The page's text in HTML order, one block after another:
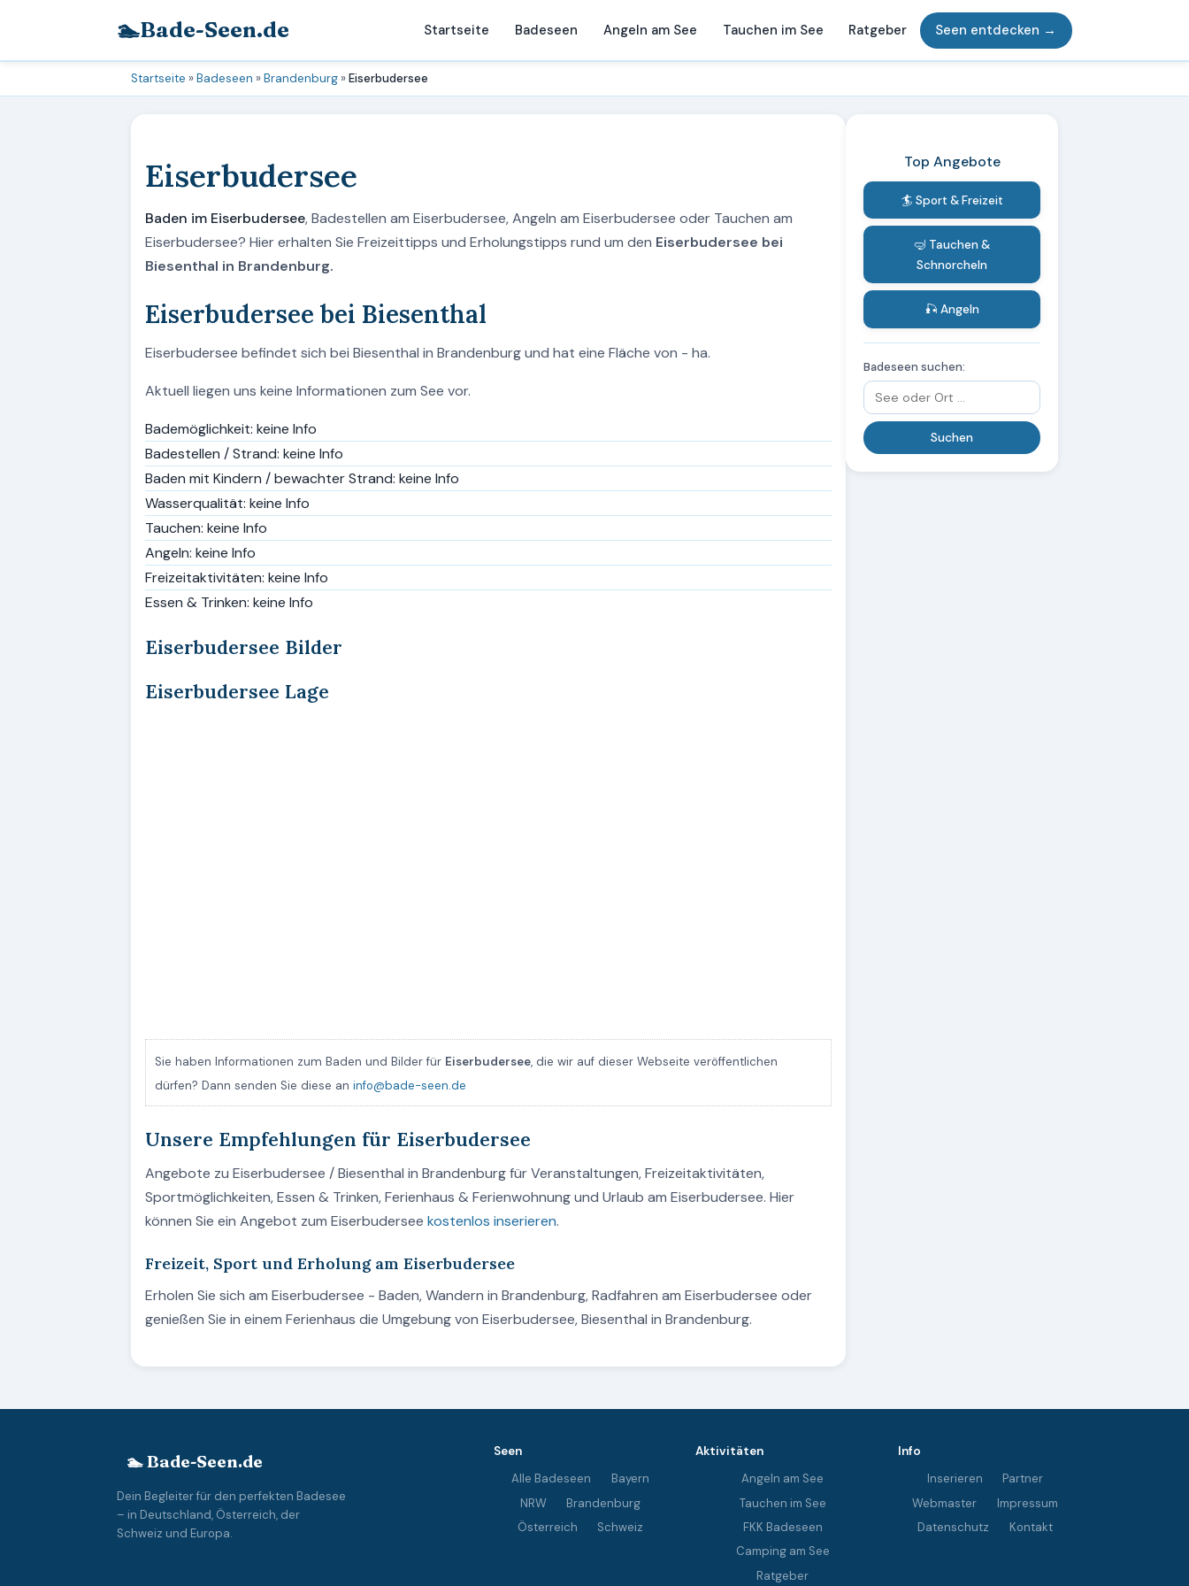
🏊Bade-Seen.de Startseite Badeseen Angeln am See Tauchen im See Ratgeber Seen entdecken →
Startseite »Badeseen »Brandenburg »Eiserbudersee
Eiserbudersee
Baden im Eiserbudersee, Badestellen am Eiserbudersee, Angeln am Eiserbudersee oder Tauchen am
Eiserbudersee? Hier erhalten Sie Freizeittipps und Erholungstipps rund um den Eiserbudersee bei
Biesenthal in Brandenburg.
Eiserbudersee bei Biesenthal
Eiserbudersee befindet sich bei Biesenthal in Brandenburg und hat eine Fläche von - ha.
Aktuell liegen uns keine Informationen zum See vor.
Bademöglichkeit: keine Info
Badestellen / Strand: keine Info
Baden mit Kindern / bewachter Strand: keine Info
Wasserqualität: keine Info
Tauchen: keine Info
Angeln: keine Info
Freizeitaktivitäten: keine Info
Essen & Trinken: keine Info
Eiserbudersee Bilder
Eiserbudersee Lage
Sie haben Informationen zum Baden und Bilder für Eiserbudersee, die wir auf dieser Webseite veröffentlichen
dürfen? Dann senden Sie diese an info@bade-seen.de
Unsere Empfehlungen für Eiserbudersee
Angebote zu Eiserbudersee / Biesenthal in Brandenburg für Veranstaltungen, Freizeitaktivitäten,
Sportmöglichkeiten, Essen & Trinken, Ferienhaus & Ferienwohnung und Urlaub am Eiserbudersee. Hier
können Sie ein Angebot zum Eiserbudersee kostenlos inserieren.
Freizeit, Sport und Erholung am Eiserbudersee
Erholen Sie sich am Eiserbudersee - Baden, Wandern in Brandenburg, Radfahren am Eiserbudersee oder
genießen Sie in einem Ferienhaus die Umgebung von Eiserbudersee, Biesenthal in Brandenburg.
Top Angebote
🏄 Sport & Freizeit
🤿 Tauchen &
Schnorcheln
🎣 Angeln
Badeseen suchen:
🏊 Bade-Seen.de
Dein Begleiter für den perfekten Badesee
– in Deutschland, Österreich, der
Schweiz und Europa.
Seen
Alle Badeseen
Bayern
NRW
Brandenburg
Österreich
Schweiz
Aktivitäten
Angeln am See
Tauchen im See
FKK Badeseen
Camping am See
Ratgeber
Info
Inserieren
Partner
Webmaster
Impressum
Datenschutz
Kontakt